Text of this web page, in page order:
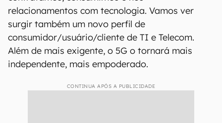
relacionamentos com tecnologia. Vamos ver
surgir também um novo perfil de
consumidor/usuário/cliente de TI e Telecom.
Além de mais exigente, o 5G o tornará mais
independente, mais empoderado.
CONTINUA APÓS A PUBLICIDADE